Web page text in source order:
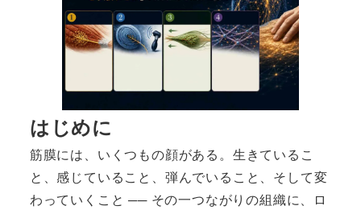
はじめに
筋膜には、いくつもの顔がある。生きているこ
と、感じていること、弾んでいること、そして変
わっていくこと ── その一つながりの組織に、ロ